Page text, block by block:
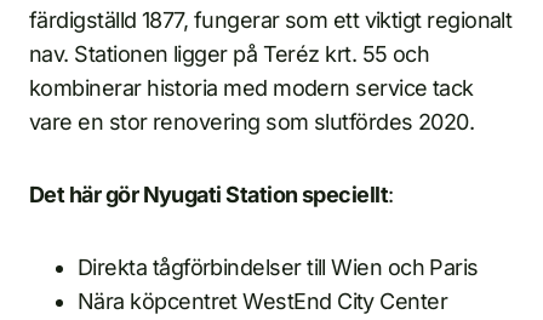
färdigställd 1877, fungerar som ett viktigt regionalt
nav. Stationen ligger på Teréz krt. 55 och
kombinerar historia med modern service tack
vare en stor renovering som slutfördes 2020.
Det här gör Nyugati Station speciellt:
Direkta tågförbindelser till Wien och Paris
Nära köpcentret WestEnd City Center